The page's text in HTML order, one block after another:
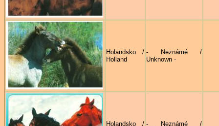
Holandsko /
Holland
- Neznámé /
Unknown -
Holandsko / - Neznámé /